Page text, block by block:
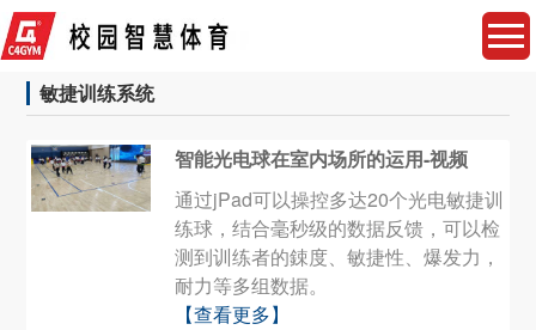
敏捷训练系统
智能光电球在室内场所的运用-视频
通过jPad可以操控多达20个光电敏捷训
练球，结合毫秒级的数据反馈，可以检
测到训练者的鋉度、敏捷性、爆发力，
耐力等多组数据。
【查看更多】